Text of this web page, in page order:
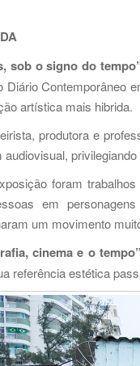
sob o signo do
Diário Contemporâneo
artística mais hibrida.
produtora e
audiovisual,
foram
em
um movimento
cinema e o tempo”
referência estética